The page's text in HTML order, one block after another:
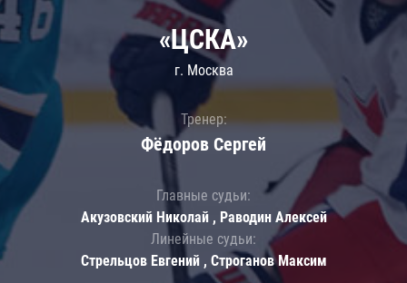
«ЦСКА»
г. Москва
Тренер:
Фёдоров Сергей
Главные судьи:
Акузовский Николай , Раводин Алексей
Линейные судьи:
Стрельцов Евгений , Строганов Максим